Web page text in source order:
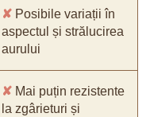
✘ Posibile variații în
aspectul și strălucirea
aurului
✘ Mai puțin rezistente
la zgârieturi și